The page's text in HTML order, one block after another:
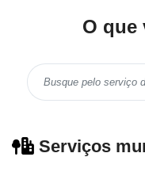
O que
Serviços